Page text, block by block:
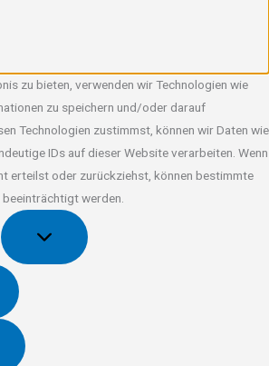
zu bieten, verwenden wir Technologien wie
zu speichern und/oder darauf
Technologien zustimmst, können wir Daten wie
IDs auf dieser Website verarbeiten. Wenn
erteilst oder zurückziehst, können bestimmte
werden.